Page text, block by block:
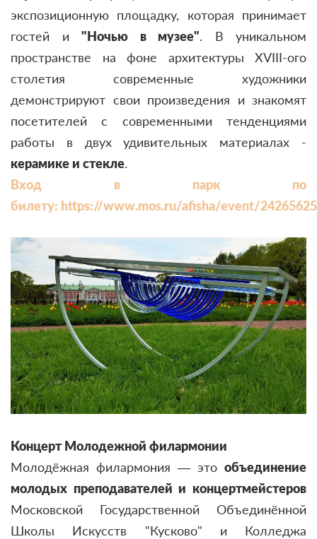
экспозиционную площадку, которая принимает
гостей и "Ночью в музее". В уникальном
пространстве на фоне архитектуры XVIII-ого
столетия современные художники
демонстрируют свои произведения и знакомят
посетителей с современными тенденциями
работы в двух удивительных материалах -
керамике и стекле.
Вход в парк по
билету: https://www.mos.ru/afisha/event/
Концерт Молодежной филармонии
Молодёжная филармония — это объединение
молодых преподавателей и концертмейстеров
Московской Государственной Объединённой
Школы Искусств "Кусково" и Колледжа